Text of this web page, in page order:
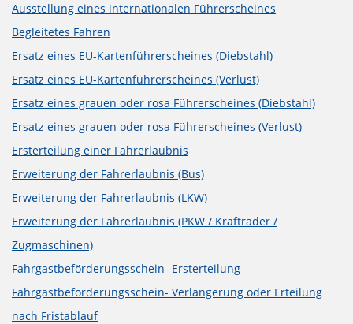
Ausstellung eines internationalen Führerscheines
Begleitetes Fahren
Ersatz eines EU-Kartenführerscheines (Diebstahl)
Ersatz eines EU-Kartenführerscheines (Verlust)
Ersatz eines grauen oder rosa Führerscheines (Diebstahl)
Ersatz eines grauen oder rosa Führerscheines (Verlust)
Ersterteilung einer Fahrerlaubnis
Erweiterung der Fahrerlaubnis (Bus)
Erweiterung der Fahrerlaubnis (LKW)
Erweiterung der Fahrerlaubnis (PKW / Krafträder /
Zugmaschinen)
Fahrgastbeförderungsschein- Ersterteilung
Fahrgastbeförderungsschein- Verlängerung oder Erteilung
nach Fristablauf